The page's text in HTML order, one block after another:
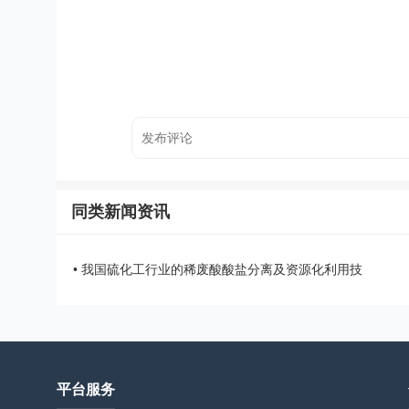
同类新闻资讯
• 我国硫化工行业的稀废酸酸盐分离及资源化利用技
平台服务